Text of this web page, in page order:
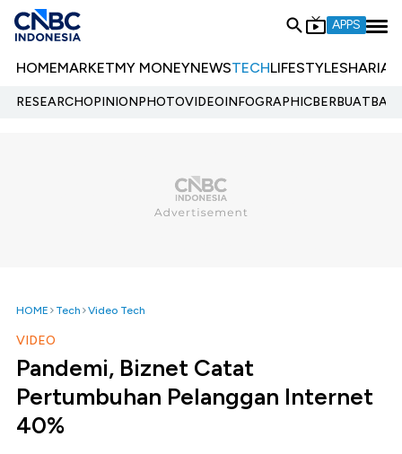
APPS
HOMEMARKETMY MONEYNEWSTECHLIFESTYLESHARIA
RESEARCHOPINIONPHOTOVIDEOINFOGRAPHIC
HOME Tech Video Tech
VIDEO
Pandemi, Biznet Catat
Pertumbuhan Pelanggan Internet
40%